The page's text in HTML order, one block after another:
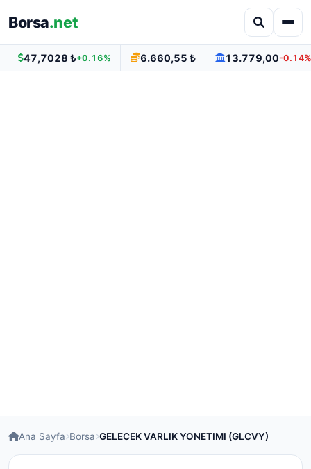
Borsa.net
47,7028 ₺+0.16% 6.660,55 ₺ 13.779,00-0.14%
Ana Sayfa Borsa GELECEK VARLIK YONETIMI (GLCVY)